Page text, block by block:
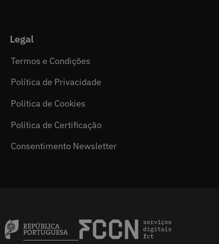
Legal
Termos e Condições
Política de Privacidade
Política de Cookies
Política de Certificação
Consentimento Newsletter